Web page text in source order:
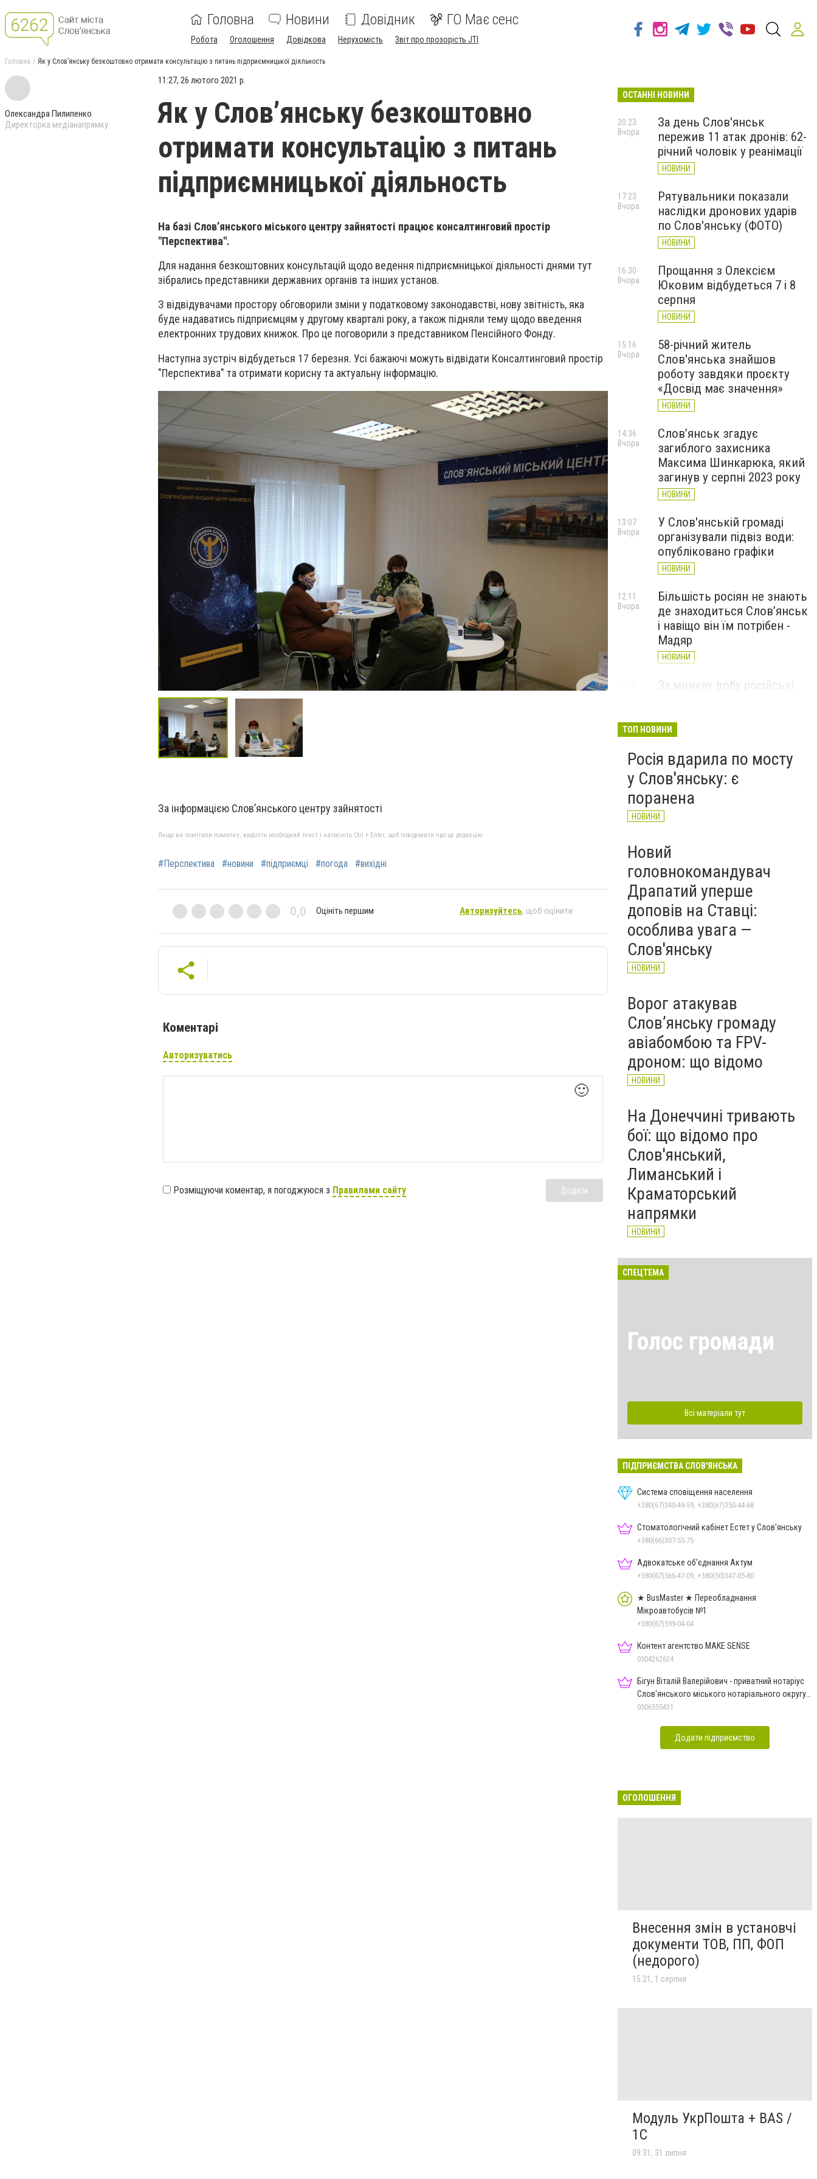
Головна Новини Довідник ГО Має сенс
Робота Оголошення Довідкова Нерухомість Звіт про прозорість JTI
Головна Як у Слов’янську безкоштовно отримати консультацію з питань підприємницької діяльность
Олександра Пилипенко
Директорка медіанапрямку
11:27, 26 лютого 2021 р.
Як у Слов’янську безкоштовно
отримати консультацію з питань
підприємницької діяльность
На базі Слов’янського міського центру зайнятості працює консалтинговий простір
"Перспектива".
Для надання безкоштовних консультацій щодо ведення підприємницької діяльності днями тут
зібрались представники державних органів та інших установ.
З відвідувачами простору обговорили зміни у податковому законодавстві, нову звітність, яка
буде надаватись підприємцям у другому кварталі року, а також підняли тему щодо введення
електронних трудових книжок. Про це поговорили з представником Пенсійного Фонду.
Наступна зустріч відбудеться 17 березня. Усі бажаючі можуть відвідати Консалтинговий простір
"Перспектива" та отримати корисну та актуальну інформацію.
За інформацією Слов’янського центру зайнятості
Якщо ви помітили помилку, виділіть необхідний текст і натисніть Ctrl + Enter, щоб повідомити про це редакцію
#Перспектива #новини #підприємці #погода #вихідні
0,0 Оцініть першим Авторизуйтесь, щоб оцінити
Коментарі
Авторизуватись
🙂
Розміщуючи коментар, я погоджуюся з Правилами сайту Додати
ОСТАННІ НОВИНИ
За день Слов'янськ
пережив 11 атак дронів: 62-
річний чоловік у реанімації
НОВИНИ
20:23
Вчора
Рятувальники показали
наслідки дронових ударів
по Слов'янську (ФОТО)
НОВИНИ
17:23
Вчора
Прощання з Олексієм
Юковим відбудеться 7 і 8
серпня
НОВИНИ
16:30
Вчора
58-річний житель
Слов'янська знайшов
роботу завдяки проєкту
«Досвід має значення»
НОВИНИ
15:16
Вчора
Слов’янськ згадує
загиблого захисника
Максима Шинкарюка, який
загинув у серпні 2023 року
НОВИНИ
14:36
Вчора
У Слов'янській громаді
організували підвіз води:
опубліковано графіки
НОВИНИ
13:07
Вчора
Більшість росіян не знають
де знаходиться Слов’янськ
і навіщо він їм потрібен -
Мадяр
НОВИНИ
12:11
Вчора
За минулу добу російські
великої війни: 6 серпня
ТОП НОВИНИ
Росія вдарила по мосту
у Слов'янську: є
поранена
НОВИНИ
Новий
головнокомандувач
Драпатий уперше
доповів на Ставці:
особлива увага —
Слов'янську
НОВИНИ
Ворог атакував
Слов’янську громаду
авіабомбою та FPV-
дроном: що відомо
НОВИНИ
На Донеччині тривають
бої: що відомо про
Слов'янський,
Лиманський і
Краматорський
напрямки
НОВИНИ
СПЕЦТЕМА
Голос громади
Всі матеріали тут
ПІДПРИЄМСТВА СЛОВ'ЯНСЬКА
Система сповіщення населення
+380(67)340-49-59, +380(67)350-44-68
Стоматологічний кабінет Естет у Слов'янську
+380(66)307-55-75
Адвокатське об'єднання Актум
+380(67)566-47-09, +380(50)347-05-80
★ BusMaster ★ Переобладнання
Мікроавтобусів №1
+380(67)599-04-04
Контент агентство MAKE SENSE
0504262624
Бігун Віталій Валерійович - приватний нотаріус
Слов'янського міського нотаріального округу
Дон.обл.
0506555431
Додати підприємство
ОГОЛОШЕННЯ
Внесення змін в установчі
документи ТОВ, ПП, ФОП
(недорого)
15:21, 1 серпня
Модуль УкрПошта + BAS /
1C
09:31, 31 липня